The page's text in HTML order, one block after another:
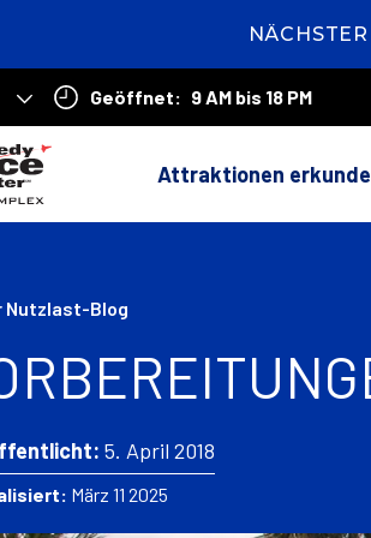
2
days23
hours45
minutes
Geöffnet: 9 AM bis 18 PM
k
a
c
Attraktionen
Nutzlast-Blog
5. April 2018
März 11 2025